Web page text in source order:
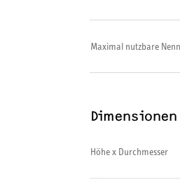
Maximal nutzbare
Dimensionen
Höhe x Durchmesser